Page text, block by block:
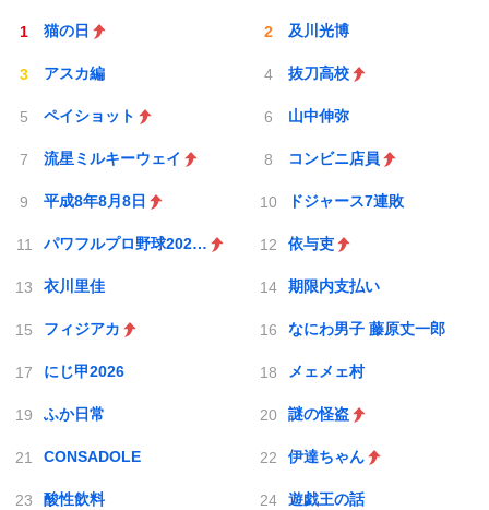
猫の日 及川光博
アスカ編 抜刀高校
ペイショット 山中伸弥
流星ミルキーウェイ コンビニ店員
平成8年8月8日 ドジャース7連敗
パワフルプロ野球2026-2027 依与吏
衣川里佳 期限内支払い
フィジアカ なにわ男子 藤原丈一郎
にじ甲2026 メェメェ村
ふか日常 謎の怪盗
CONSADOLE 伊達ちゃん
酸性飲料 遊戯王の話